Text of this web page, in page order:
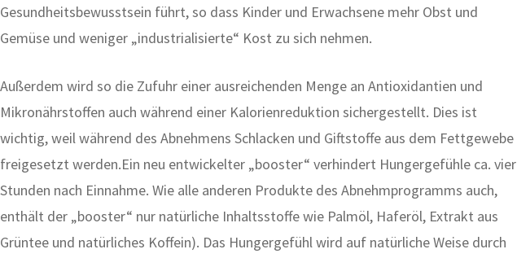
Gesundheitsbewusstsein führt, so dass Kinder und Erwachsene mehr Obst und
Gemüse und weniger „industrialisierte“ Kost zu sich nehmen.
Außerdem wird so die Zufuhr einer ausreichenden Menge an Antioxidantien und
Mikronährstoffen auch während einer Kalorienreduktion sichergestellt. Dies ist
wichtig, weil während des Abnehmens Schlacken und Giftstoffe aus dem Fettgewebe
freigesetzt werden.Ein neu entwickelter „booster“ verhindert Hungergefühle ca. vier
Stunden nach Einnahme. Wie alle anderen Produkte des Abnehmprogramms auch,
enthält der „booster“ nur natürliche Inhaltsstoffe wie Palmöl, Haferöl, Extrakt aus
Grüntee und natürliches Koffein). Das Hungergefühl wird auf natürliche Weise durch